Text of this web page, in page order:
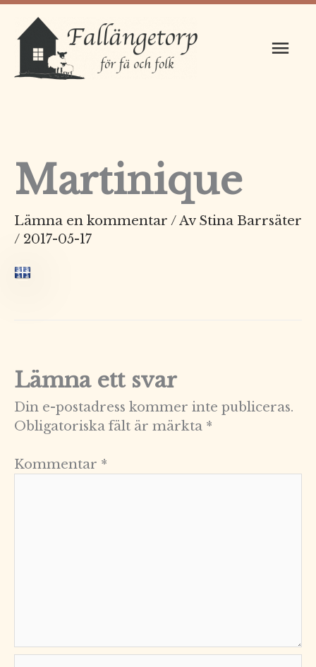
Hoppa
innehåll
Martinique
Lämna en kommentar / Av Stina Barrsäter
/ 2017-05-17
Lämna ett svar
Din e-postadress kommer inte publiceras.
Obligatoriska fält är märkta *
Kommentar *